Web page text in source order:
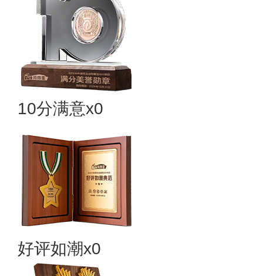
10分满意x0
好评如潮x0